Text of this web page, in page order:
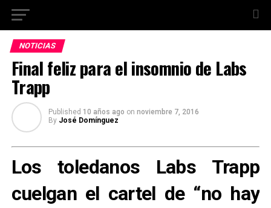
NOTICIAS
Final feliz para el insomnio de Labs
Trapp
Published 10 años ago on noviembre 7, 2016
By José Domínguez
Los toledanos Labs Trapp
cuelgan el cartel de “no hay